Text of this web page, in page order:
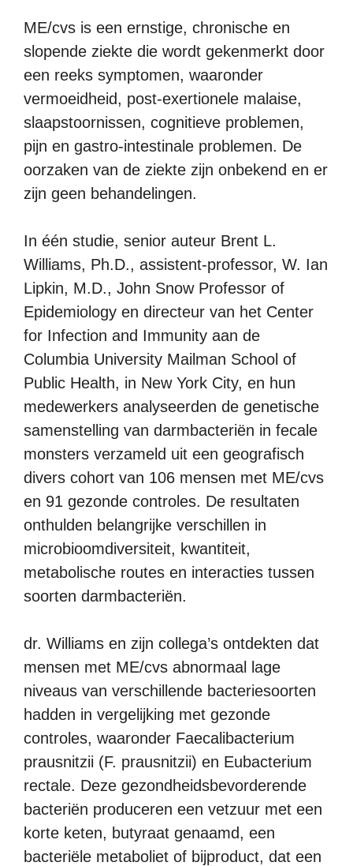
ME/cvs is een ernstige, chronische en
slopende ziekte die wordt gekenmerkt door
een reeks symptomen, waaronder
vermoeidheid, post-exertionele malaise,
slaapstoornissen, cognitieve problemen,
pijn en gastro-intestinale problemen. De
oorzaken van de ziekte zijn onbekend en er
zijn geen behandelingen.
In één studie, senior auteur Brent L.
Williams, Ph.D., assistent-professor, W. Ian
Lipkin, M.D., John Snow Professor of
Epidemiology en directeur van het Center
for Infection and Immunity aan de
Columbia University Mailman School of
Public Health, in New York City, en hun
medewerkers analyseerden de genetische
samenstelling van darmbacteriën in fecale
monsters verzameld uit een geografisch
divers cohort van 106 mensen met ME/cvs
en 91 gezonde controles. De resultaten
onthulden belangrijke verschillen in
microbioomdiversiteit, kwantiteit,
metabolische routes en interacties tussen
soorten darmbacteriën.
dr. Williams en zijn collega’s ontdekten dat
mensen met ME/cvs abnormaal lage
niveaus van verschillende bacteriesoorten
hadden in vergelijking met gezonde
controles, waaronder Faecalibacterium
prausnitzii (F. prausnitzii) en Eubacterium
rectale. Deze gezondheidsbevorderende
bacteriën produceren een vetzuur met een
korte keten, butyraat genaamd, een
bacteriële metaboliet of bijproduct, dat een